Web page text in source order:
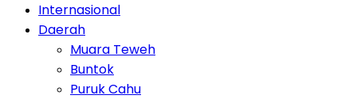
Internasional
Daerah
Muara Teweh
Buntok
Puruk Cahu